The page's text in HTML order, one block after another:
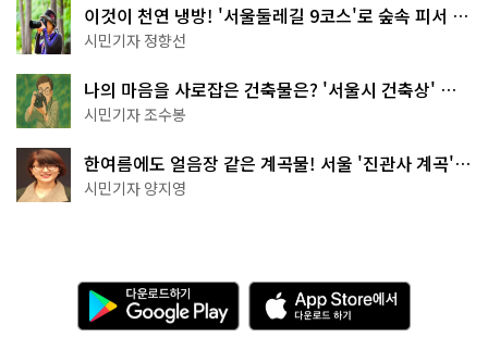
이것이 천연 냉방! '서울둘레길 9코스'로 숲속 피서 떠
나볼까
시민기자 정향선
나의 마음을 사로잡은 건축물은? '서울시 건축상' 수
상작 공개!
시민기자 조수봉
한여름에도 얼음장 같은 계곡물! 서울 '진관사 계곡'이
천국이네~
시민기자 양지영
다
운
로
A
p
p